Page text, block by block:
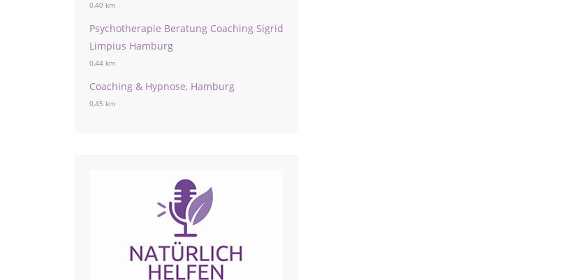
0,40 km
Psychotherapie Beratung Coaching Sigrid
Limpius Hamburg
0,44 km
Coaching & Hypnose, Hamburg
0,45 km